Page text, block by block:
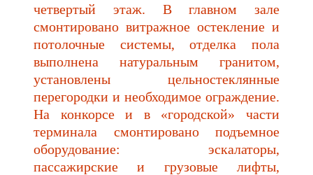
четвертый этаж. В главном зале
смонтировано витражное остекление и
потолочные системы, отделка пола
выполнена натуральным гранитом,
установлены цельностеклянные
перегородки и необходимое ограждение.
На конкорсе и в «городской» части
терминала смонтировано подъемное
оборудование: эскалаторы,
пассажирские и грузовые лифты,